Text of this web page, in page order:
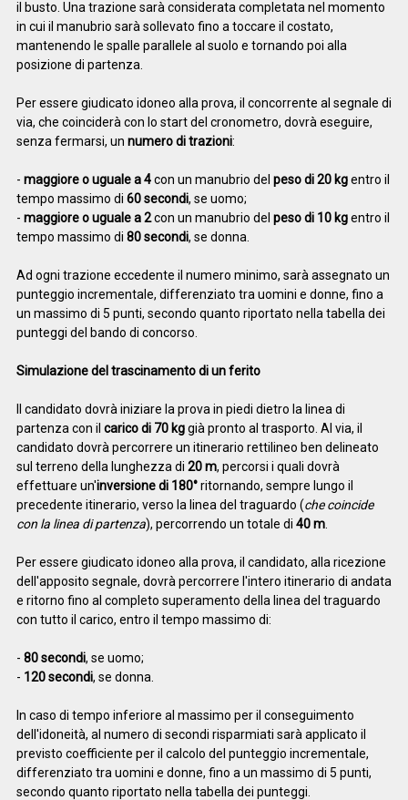
il busto. Una trazione sarà considerata completata nel momento
in cui il manubrio sarà sollevato fino a toccare il costato,
mantenendo le spalle parallele al suolo e tornando poi alla
posizione di partenza.
Per essere giudicato idoneo alla prova, il concorrente al segnale di
via, che coinciderà con lo start del cronometro, dovrà eseguire,
senza fermarsi, un numero di trazioni:
- maggiore o uguale a 4con un manubrio del peso di 20 kgentro il
tempo massimo di 60 secondi, se uomo;
- maggiore o uguale a 2con un manubrio del peso di 10 kgentro il
tempo massimo di 80 secondi, se donna.
Ad ogni trazione eccedente il numero minimo, sarà assegnato un
punteggio incrementale, differenziato tra uomini e donne, fino a
un massimo di 5 punti, secondo quanto riportato nella tabella dei
punteggi del bando di concorso.
Simulazione del trascinamento di un ferito
Il candidato dovrà iniziare la prova in piedi dietro la linea di
partenza con il carico di 70 kggià pronto al trasporto. Al via, il
candidato dovrà percorrere un itinerario rettilineo ben delineato
sul terreno della lunghezza di 20 m, percorsi i quali dovrà
effettuare un'inversione di 180°ritornando, sempre lungo il
precedente itinerario, verso la linea del traguardo (che coincide
con la linea di partenza), percorrendo un totale di 40 m.
Per essere giudicato idoneo alla prova, il candidato, alla ricezione
dell'apposito segnale, dovrà percorrere l'intero itinerario di andata
e ritorno fino al completo superamento della linea del traguardo
con tutto il carico, entro il tempo massimo di:
- 80 secondi, se uomo;
- 120 secondi, se donna.
In caso di tempo inferiore al massimo per il conseguimento
dell'idoneità, al numero di secondi risparmiati sarà applicato il
previsto coefficiente per il calcolo del punteggio incrementale,
differenziato tra uomini e donne, fino a un massimo di 5 punti,
secondo quanto riportato nella tabella dei punteggi.